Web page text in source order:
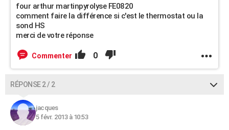
four arthur martinpyrolyse FE0820
comment faire la différence si c'est le thermostat ou la
sond HS
merci de votre réponse
Commenter 0
RÉPONSE 2 / 2
jacques
5 févr. 2013 à 10:53